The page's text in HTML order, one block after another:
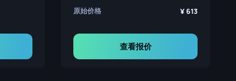
原始价格
613
查看报价